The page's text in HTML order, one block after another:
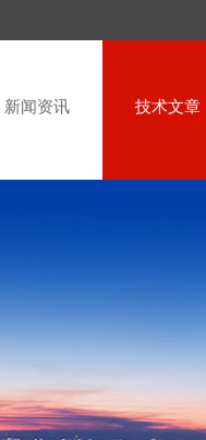
新闻资讯 技术文章